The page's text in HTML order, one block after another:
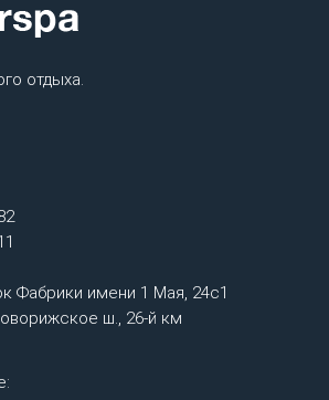
отдыха.
Фабрики имени 1 Мая, 24с1
ш., 26-й км